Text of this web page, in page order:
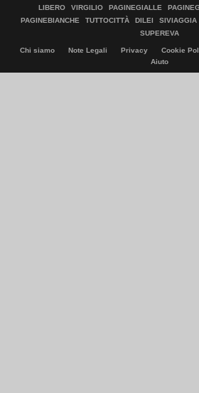
LIBERO VIRGILIO PAGINEGIALLE
PAGINEBIANCHE
TUTTOCITTÀ DILEI SIVIAGGIA
SUPEREVA
Chi siamo Note Legali Privacy Cookie
Aiuto